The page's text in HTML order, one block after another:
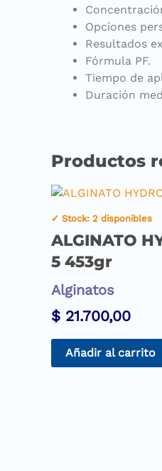
Opciones
Resultados
Fórmula PF.
Tiempo de
Duración
Productos
✓ Stock: 2 disponibles
ALGINATO
5 453gr
Alginatos
$ 21.700,00
Añadir al carrito